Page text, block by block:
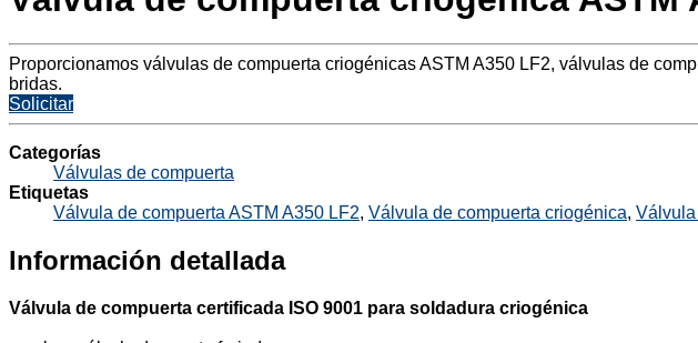
Proporcionamos válvulas de compuerta criogénicas ASTM A350 LF2, válvulas de
bridas.
Solicitar
Categorías
Válvulas de compuerta
Etiquetas
Válvula de compuerta ASTM A350 LF2, Válvula de compuerta criogénica,
Información detallada
Válvula de compuerta certificada ISO 9001 para soldadura criogénica